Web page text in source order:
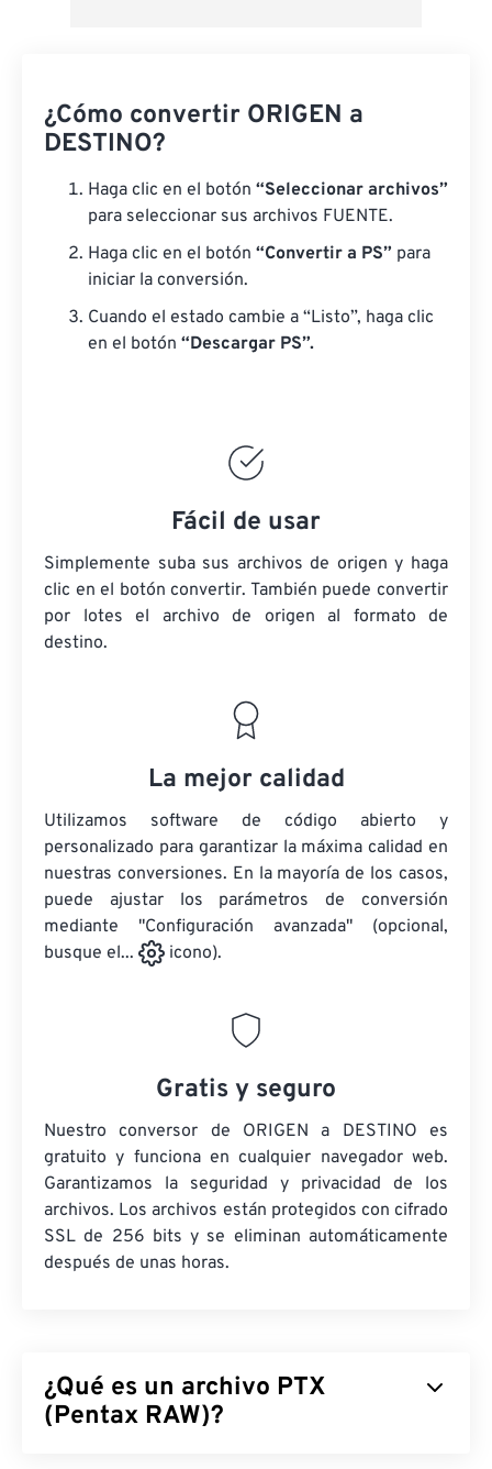
¿Cómo convertir ORIGEN a
DESTINO?
Haga clic en el botón “Seleccionar archivos”
para seleccionar sus archivos FUENTE.
Haga clic en el botón “Convertir a PS” para
iniciar la conversión.
Cuando el estado cambie a “Listo”, haga clic
en el botón “Descargar PS”.
Fácil de usar
Simplemente suba sus archivos de origen y haga
clic en el botón convertir. También puede convertir
por lotes el archivo de origen al formato de
destino.
La mejor calidad
Utilizamos software de código abierto y
personalizado para garantizar la máxima calidad en
nuestras conversiones. En la mayoría de los casos,
puede ajustar los parámetros de conversión
mediante "Configuración avanzada" (opcional,
busque el...
icono).
Gratis y seguro
Nuestro conversor de ORIGEN a DESTINO es
gratuito y funciona en cualquier navegador web.
Garantizamos la seguridad y privacidad de los
archivos. Los archivos están protegidos con cifrado
SSL de 256 bits y se eliminan automáticamente
después de unas horas.
¿Qué es un archivo PTX
(Pentax RAW)?